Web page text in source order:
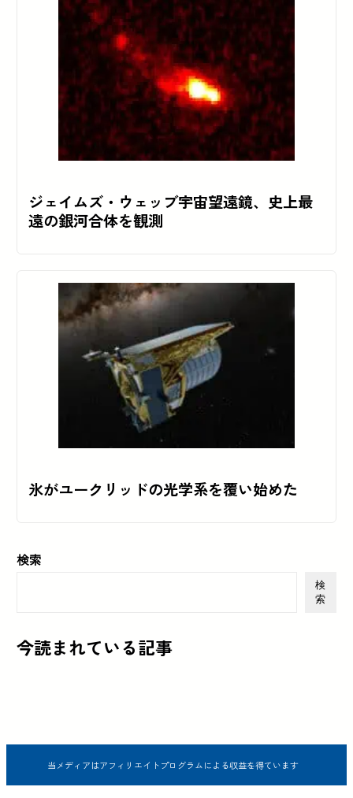
ジェイムズ・ウェッブ宇宙望遠鏡、史上最
遠の銀河合体を観測
氷がユークリッドの光学系を覆い始めた
検索
検
索
今読まれている記事
当メディアはアフィリエイトプログラムによる収益を得ています